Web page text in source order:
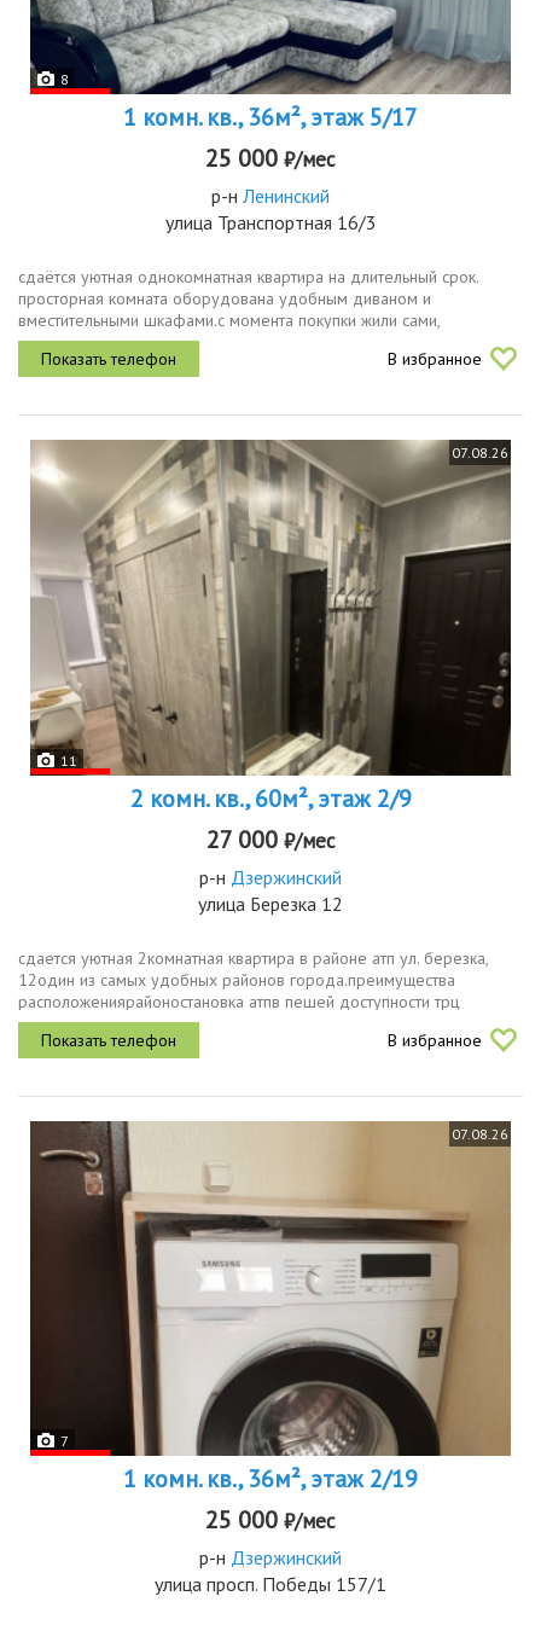
8
1 комн. кв., 36м², этаж 5/17
25 000 ₽/мес
р-н Ленинский
улица Транспортная 16/3
сдаётся уютная однокомнатная квартира на длительный срок.
просторная комната оборудована удобным диваном и
вместительными шкафами.с момента покупки жили сами,
относились ко всему бережно. сдаём по причине переезда.во
дворе школа, не далеко детский...
В избранное
07.08.26
11
2 комн. кв., 60м², этаж 2/9
27 000 ₽/мес
р-н Дзержинский
улица Березка 12
сдается уютная 2комнатная квартира в районе атп ул. березка,
12один из самых удобных районов города.преимущества
расположениярайоностановка атпв пешей доступности трц
северрядом рынок, магазины, аптеки, школы и детские
садыудобная транспортная...
В избранное
07.08.26
7
1 комн. кв., 36м², этаж 2/19
25 000 ₽/мес
р-н Дзержинский
улица просп. Победы 157/1